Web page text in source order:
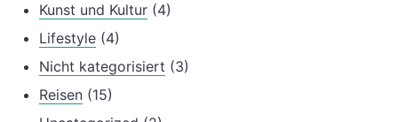
Kunst und Kultur (4)
Lifestyle (4)
Nicht kategorisiert (3)
Reisen (15)